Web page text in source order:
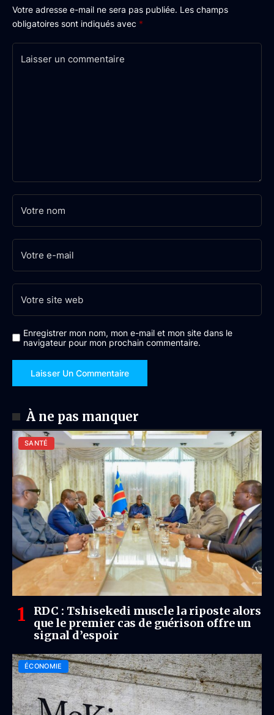
Votre adresse e-mail ne sera pas publiée. Les champs
obligatoires sont indiqués avec *
Enregistrer mon nom, mon e-mail et mon site dans le
navigateur pour mon prochain commentaire.
À ne pas manquer
SANTÉ
RDC : Tshisekedi muscle la riposte alors
que le premier cas de guérison offre un
signal d’espoir
ÉCONOMIE